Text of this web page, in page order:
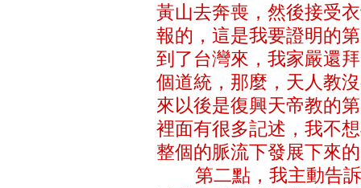
黃山去奔喪，然後接受
報的，這是我要證明的
到了台灣來，我家嚴還
個道統，那麼，天人教
來以後是復興天帝教的
裡面有很多記述，我不
整個的脈流下發展下來
第二點，我主動告訴